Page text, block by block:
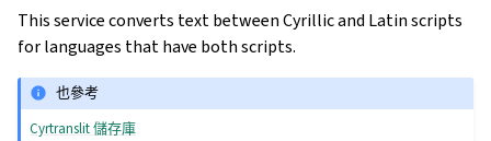
This service converts text between Cyrillic and Latin scripts
for languages that have both scripts.
也參考
Cyrtranslit 儲存庫